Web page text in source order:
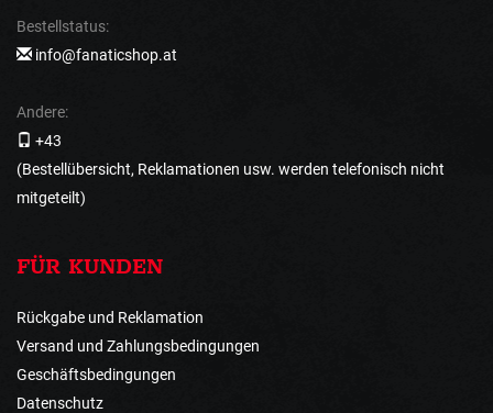
Bestellstatus:
info@fanaticshop.at
Andere:
+43
(Bestellübersicht, Reklamationen usw. werden telefonisch nicht
mitgeteilt)
FÜR KUNDEN
Rückgabe und Reklamation
Versand und Zahlungsbedingungen
Geschäftsbedingungen
Datenschutz